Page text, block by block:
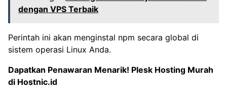
dengan VPS Terbaik
Perintah ini akan menginstal npm secara global di
sistem operasi Linux Anda.
Dapatkan Penawaran Menarik! Plesk Hosting Murah
di Hostnic.id